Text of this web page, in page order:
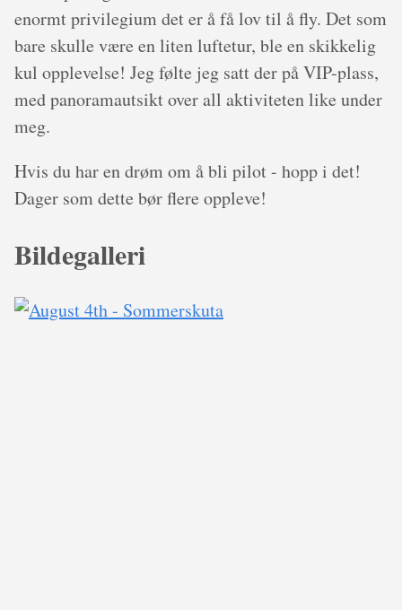
enormt privilegium det er å få lov til å fly. Det som
bare skulle være en liten luftetur, ble en skikkelig
kul opplevelse! Jeg følte jeg satt der på VIP-plass,
med panoramautsikt over all aktiviteten like under
meg.
Hvis du har en drøm om å bli pilot - hopp i det!
Dager som dette bør flere oppleve!
Bildegalleri